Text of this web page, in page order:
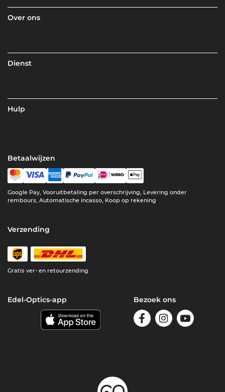
Over ons
Dienst
Hulp
Betaalwijzen
Google Pay, Vooruitbetaling per overschrijving, Levering onder
rembours, Automatische incasso, Koop op rekening
Verzending
Gratis ver- en retourzending
Edel-Optics-app Bezoek ons